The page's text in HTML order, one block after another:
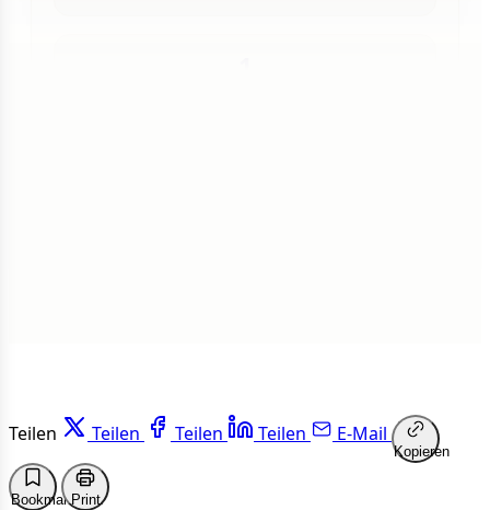
Teilen Teilen Teilen Teilen E-Mail
Kopieren
BookmarkPrint